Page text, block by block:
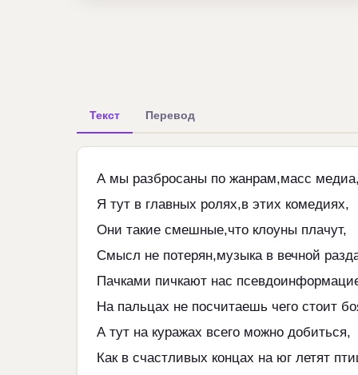
Текст Перевод
А мы разбросаны по жанрам,масс медиа,
Я тут в главных ролях,в этих комедиях,
Они такие смешные,что клоуны плачут,
Смысл не потерян,музыка в вечной
Пачками пичкают нас
На пальцах не посчитаешь чего стоит
А тут на куражах всего можно добиться,
Как в счастливых концах на юг летят